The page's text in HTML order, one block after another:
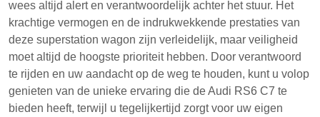
wees altijd alert en verantwoordelijk achter het stuur. Het
krachtige vermogen en de indrukwekkende prestaties van
deze superstation wagon zijn verleidelijk, maar veiligheid
moet altijd de hoogste prioriteit hebben. Door verantwoord
te rijden en uw aandacht op de weg te houden, kunt u volop
genieten van de unieke ervaring die de Audi RS6 C7 te
bieden heeft, terwijl u tegelijkertijd zorgt voor uw eigen